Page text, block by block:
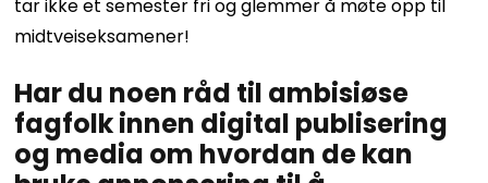
tar ikke et semester fri og glemmer å møte opp til
midtveiseksamener!
Har du noen råd til ambisiøse
fagfolk innen digital publisering
og media om hvordan de kan